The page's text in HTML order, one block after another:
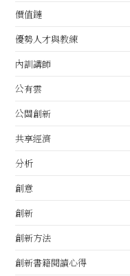
價值鏈
優勢人才與教練
內訓講師
公有雲
公關創新
共享經濟
分析
創意
創新
創新方法
創新書籍閱讀心得